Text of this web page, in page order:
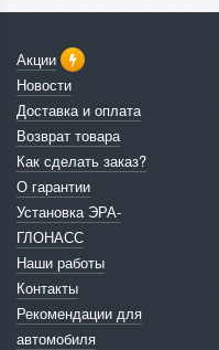
Акции
Новости
Доставка и оплата
Возврат товара
Как сделать заказ?
О гарантии
Установка ЭРА-
ГЛОНАСС
Наши работы
Контакты
Рекомендации для
автомобиля